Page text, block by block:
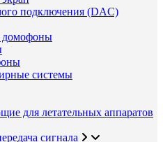
подключения (DAC)
домофоны
системы
для летательных аппаратов
сигнала